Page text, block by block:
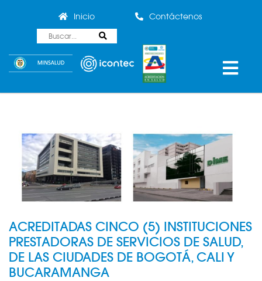
Inicio Contáctenos
ACREDITADAS CINCO (5) INSTITUCIONES
PRESTADORAS DE SERVICIOS DE SALUD,
DE LAS CIUDADES DE BOGOTÁ, CALI Y
BUCARAMANGA